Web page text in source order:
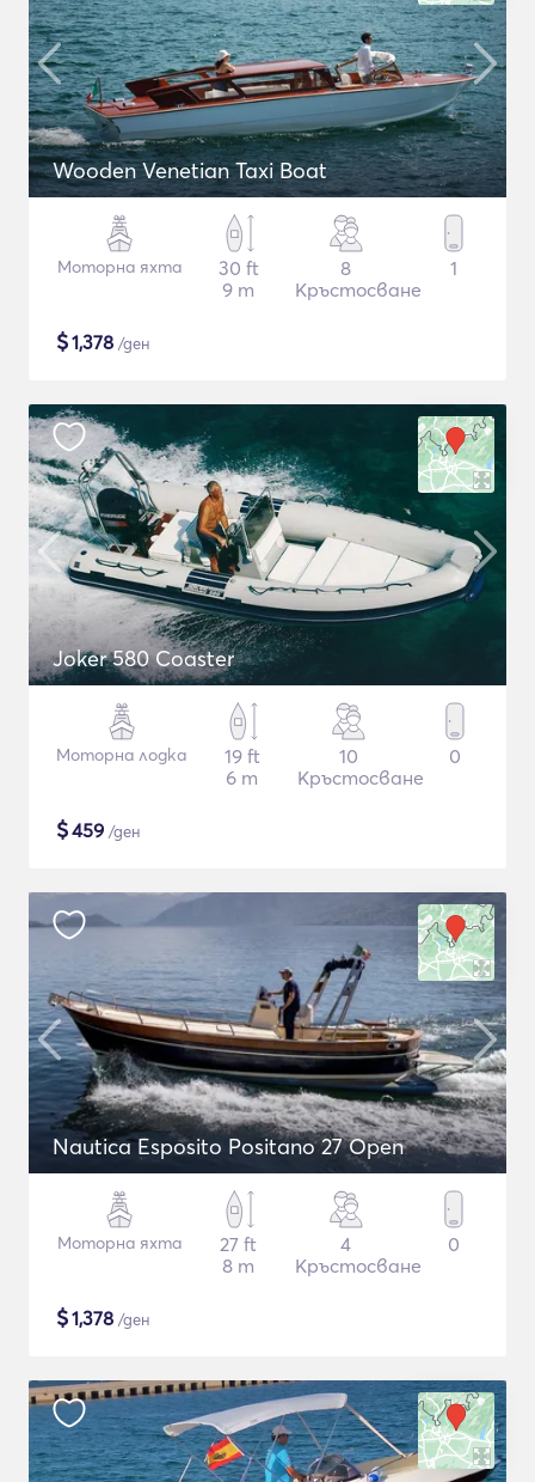
Wooden Venetian Taxi Boat
Моторна яхта
30 ft
9 m
8
Кръстосване
1
$1,378 /ден
Joker 580 Coaster
Моторна лодка
19 ft
6 m
10
Кръстосване
0
$459 /ден
Nautica Esposito Positano 27 Open
Моторна яхта
27 ft
8 m
4
Кръстосване
0
$1,378 /ден